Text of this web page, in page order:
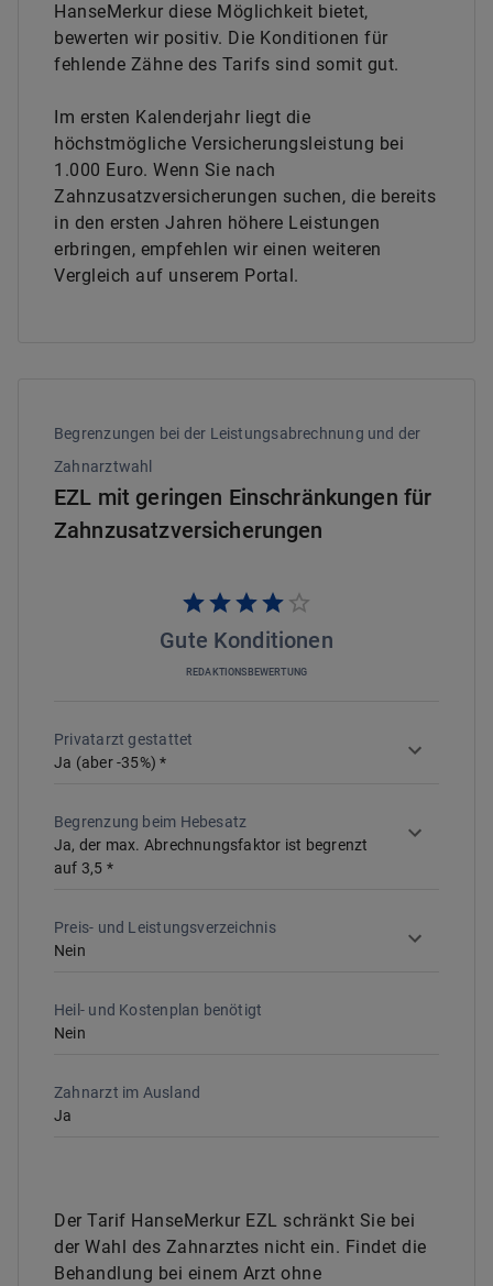
HanseMerkur diese Möglichkeit bietet,
bewerten wir positiv. Die Konditionen für
fehlende Zähne des Tarifs sind somit gut.
Im ersten Kalenderjahr liegt die
höchstmögliche Versicherungsleistung bei
1.000 Euro. Wenn Sie nach
Zahnzusatzversicherungen suchen, die bereits
in den ersten Jahren höhere Leistungen
erbringen, empfehlen wir einen weiteren
Vergleich auf unserem Portal.
Begrenzungen bei der Leistungsabrechnung und der
Zahnarztwahl
EZL mit geringen Einschränkungen für
Zahnzusatzversicherungen
Gute Konditionen
REDAKTIONSBEWERTUNG
Privatarzt gestattet
Ja (aber -35%) *
Begrenzung beim Hebesatz
Ja, der max. Abrechnungsfaktor ist begrenzt
auf 3,5 *
Preis- und Leistungsverzeichnis
Nein
Heil- und Kostenplan benötigt
Nein
Zahnarzt im Ausland
Ja
Der Tarif HanseMerkur EZL schränkt Sie bei
der Wahl des Zahnarztes nicht ein. Findet die
Behandlung bei einem Arzt ohne